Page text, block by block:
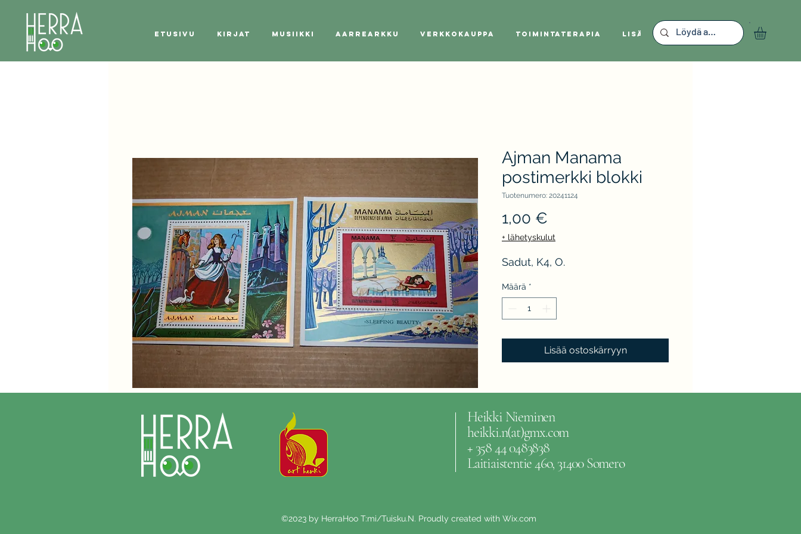
Etusivu Kirjat Musiikki Aarrearkku Verkkokauppa Toimintaterapia Lisää
Ajman Manama
postimerkki blokki
Tuotenumero: 20241124
1,00 €
+ lähetyskulut
Sadut, K4, O.
Määrä *
Lisää ostoskärryyn
Heikki Nieminen
heikki.n(at)gmx.com
+ 358 44 0483838
Laitiaistentie 46o, 31400 Somero
©2023 by HerraHoo T:mi/Tuisku.N. Proudly created with Wix.com